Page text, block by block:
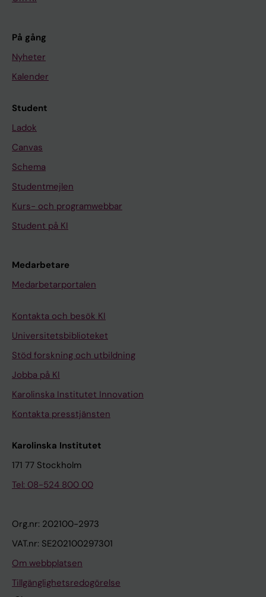
På gång
Nyheter
Kalender
Student
Ladok
Canvas
Schema
Studentmejlen
Kurs- och programwebbar
Student på KI
Medarbetare
Medarbetarportalen
Kontakta och besök KI
Universitetsbiblioteket
Stöd forskning och utbildning
Jobba på KI
Karolinska Institutet Innovation
Kontakta presstjänsten
Karolinska Institutet
171 77 Stockholm
Tel: 08-524 800 00
Org.nr: 202100-2973
VAT.nr: SE202100297301
Om webbplatsen
Tillgänglighetsredogörelse